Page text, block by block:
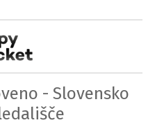
- Slovensko